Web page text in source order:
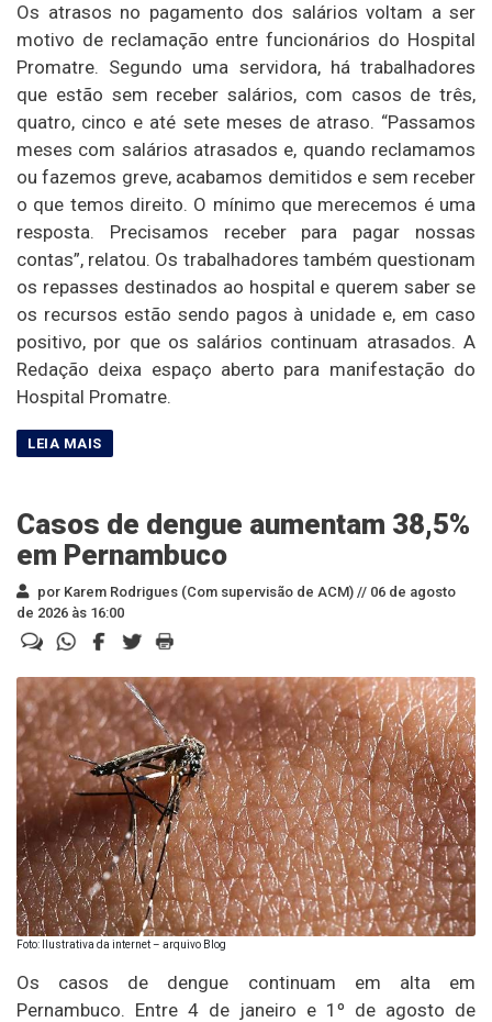
Os atrasos no pagamento dos salários voltam a ser
motivo de reclamação entre funcionários do Hospital
Promatre. Segundo uma servidora, há trabalhadores
que estão sem receber salários, com casos de três,
quatro, cinco e até sete meses de atraso. “Passamos
meses com salários atrasados e, quando reclamamos
ou fazemos greve, acabamos demitidos e sem receber
o que temos direito. O mínimo que merecemos é uma
resposta. Precisamos receber para pagar nossas
contas”, relatou. Os trabalhadores também questionam
os repasses destinados ao hospital e querem saber se
os recursos estão sendo pagos à unidade e, em caso
positivo, por que os salários continuam atrasados. A
Redação deixa espaço aberto para manifestação do
Hospital Promatre.
Casos de dengue aumentam 38,5%
em Pernambuco
por Karem Rodrigues (Com supervisão de ACM) // 06 de agosto
de 2026 às 16:00
Foto: Ilustrativa da internet – arquivo Blog
Os casos de dengue continuam em alta em
Pernambuco. Entre 4 de janeiro e 1º de agosto de